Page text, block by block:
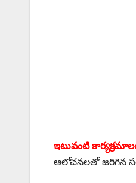
ఇటువంటి
ఆలోచనలతో జరిగిన